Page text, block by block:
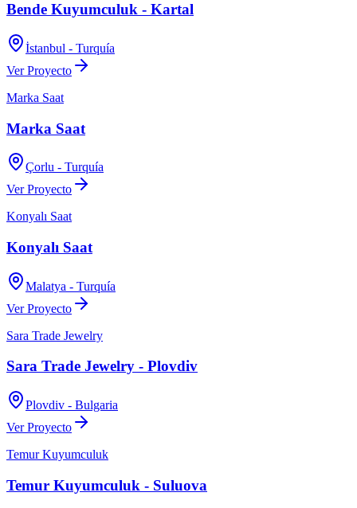
Bende Kuyumculuk - Kartal
İstanbul - Turquía
Ver Proyecto
Marka Saat
Marka Saat
Çorlu - Turquía
Ver Proyecto
Konyalı Saat
Konyalı Saat
Malatya - Turquía
Ver Proyecto
Sara Trade Jewelry
Sara Trade Jewelry - Plovdiv
Plovdiv - Bulgaria
Ver Proyecto
Temur Kuyumculuk
Temur Kuyumculuk - Suluova